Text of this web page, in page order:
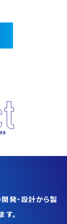
発・設計から製
。